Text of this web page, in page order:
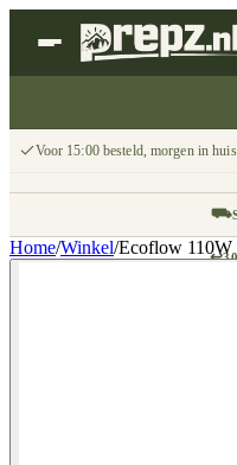
Voor 15:00 besteld, morgen in huis
⛟
↩
Home/Winkel/Ecoflow 110W